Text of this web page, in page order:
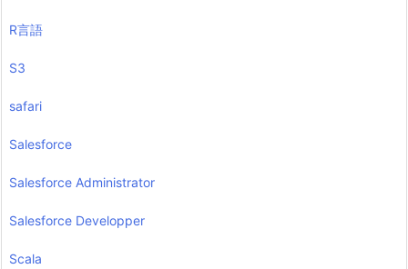
R言語
S3
safari
Salesforce
Salesforce Administrator
Salesforce Developper
Scala